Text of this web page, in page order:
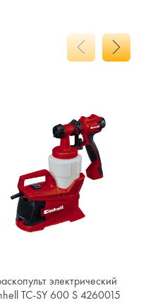
электрический
TC-SY 600 S 4260015